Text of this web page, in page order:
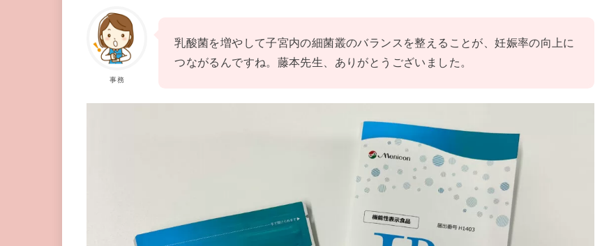
事務
乳酸菌を増やして子宮内の細菌叢のバランスを整えることが、妊娠率の向上に
つながるんですね。藤本先生、ありがとうございました。